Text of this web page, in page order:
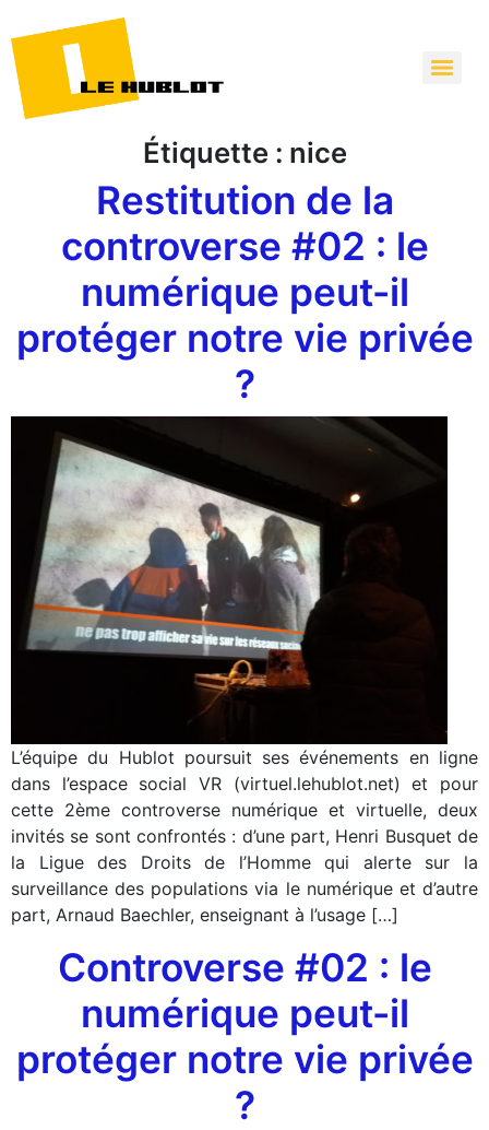
Étiquette : nice
Restitution de la
controverse #02 : le
numérique peut-il
protéger notre vie privée
?
L’équipe du Hublot poursuit ses événements en ligne
dans l’espace social VR (virtuel.lehublot.net) et pour
cette 2ème controverse numérique et virtuelle, deux
invités se sont confrontés : d’une part, Henri Busquet de
la Ligue des Droits de l’Homme qui alerte sur la
surveillance des populations via le numérique et d’autre
part, Arnaud Baechler, enseignant à l’usage […]
Controverse #02 : le
numérique peut-il
protéger notre vie privée
?